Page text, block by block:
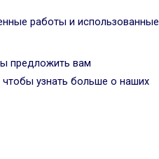
работы и использованные
предложить вам
узнать больше о наших